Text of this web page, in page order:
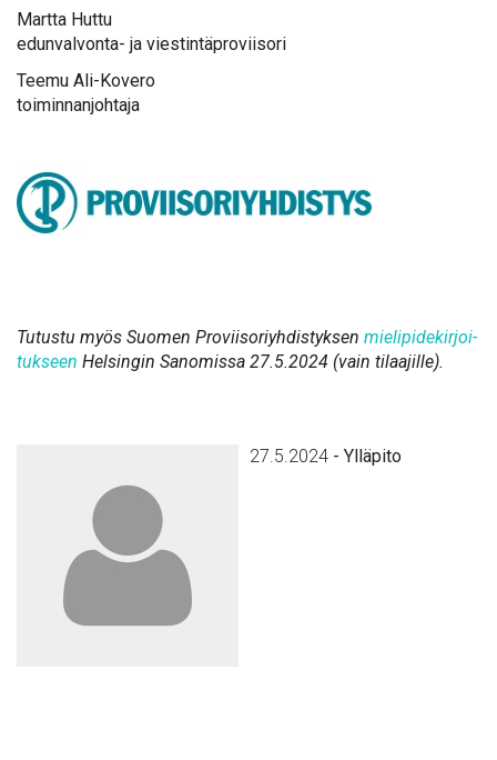
Mart­ta Hut­tu
edun­val­von­ta- ja vies­tin­tä­pro­vii­so­ri
Tee­mu Ali-Ko­ve­ro
toi­min­nan­joh­ta­ja
Tu­tus­tu myös Suo­men Pro­vii­so­riyh­dis­tyk­sen mie­li­pi­de­kir­joi­
tuk­seen Hel­sin­gin Sa­no­mis­sa 27.5.2024 (vain ti­laa­jil­le).
27.5.2024 - Ylläpito